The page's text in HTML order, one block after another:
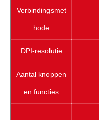
Verbindingsmet
hode
DPI-resolutie
Aantal knoppen
en functies